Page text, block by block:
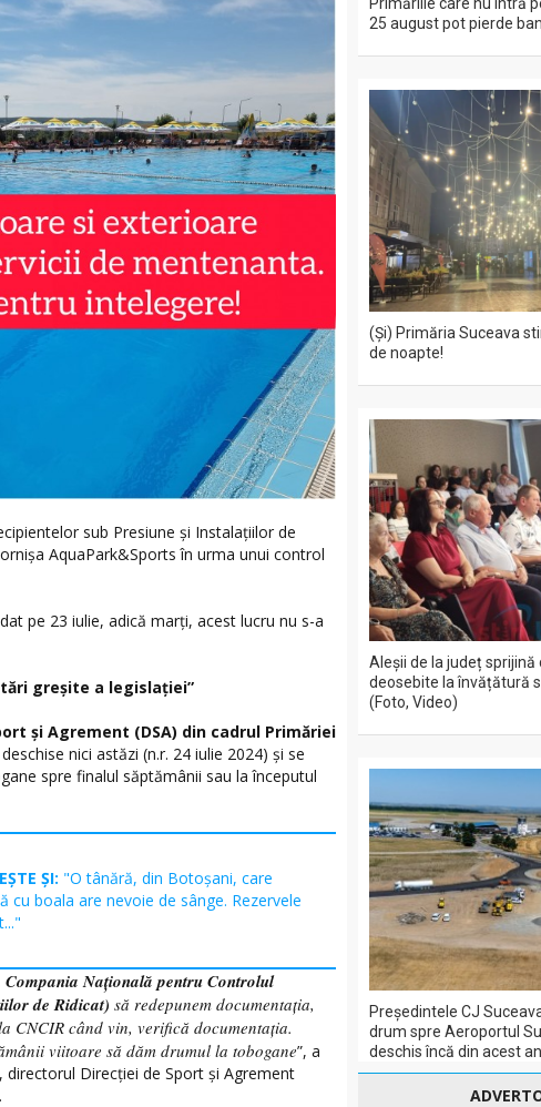
sub Presiune și Instalațiilor de
AquaPark&Sports în urma unui control
pe 23 iulie, adică marți, acest lucru nu s-a
greșite a legislației”
și Agrement (DSA) din cadrul Primăriei
nici astăzi (n.r. 24 iulie 2024) și se
spre finalul săptămânii sau la începutul
ȘI: "O tânără, din Botoșani, care
cu boala are nevoie de sânge. Rezervele
Compania Națională pentru Controlul
de Ridicat) să redepunem documentația,
CNCIR când vin, verifică documentația.
viitoare să dăm drumul la tobogane”, a
directorul Direcției de Sport și Agrement
25 august pot pierde
(Și) Primăria Suceava
de noapte!
Aleșii de la județ
deosebite la învățătură
(Foto, Video)
Președintele CJ
drum spre Aeroportul
deschis încă din acest